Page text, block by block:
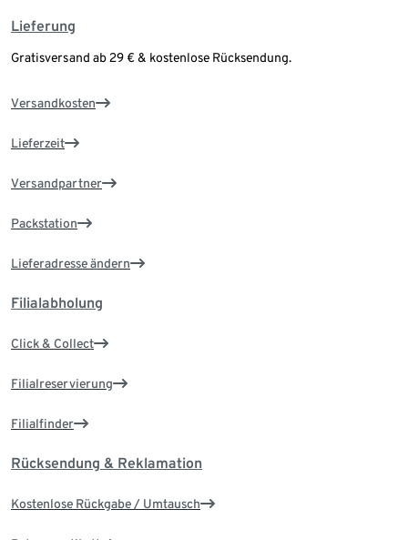
Lieferung
Gratisversand ab 29 € & kostenlose Rücksendung.
Versandkosten
Lieferzeit
Versandpartner
Packstation
Lieferadresse ändern
Filialabholung
Click & Collect
Filialreservierung
Filialfinder
Rücksendung & Reklamation
Kostenlose Rückgabe / Umtausch